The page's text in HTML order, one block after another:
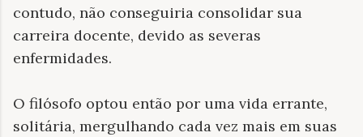
contudo, não conseguiria consolidar sua
carreira docente, devido as severas
enfermidades.
O filósofo optou então por uma vida errante,
solitária, mergulhando cada vez mais em suas